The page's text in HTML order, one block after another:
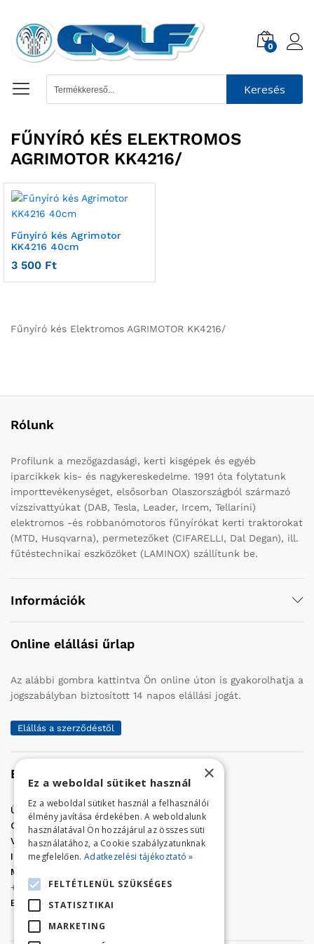
0
Keresés
FŰNYÍRÓ KÉS ELEKTROMOS
AGRIMOTOR KK4216/
Fűnyíró kés Agrimotor
KK4216 40cm
3 500 Ft
Fűnyíró kés Elektromos AGRIMOTOR KK4216/
Rólunk
Profilunk a mezőgazdasági, kerti kisgépek és egyéb
iparcikkek kis- és nagykereskedelme. 1991 óta folytatunk
importtevékenységet, elsősorban Olaszországból származó
vízszivattyúkat (DAB, Tesla, Leader, Ircem, Tellarini)
elektromos -és robbanómotoros fűnyírókat kerti traktorokat
(MTD, Husqvarna), permetezőket (CIFARELLI, Dal Degan), ill.
fűtéstechnikai eszközöket (LAMINOX) szállítunk be.
Információk
Online elállási űrlap
Az alábbi gombra kattintva Ön online úton is gyakorolhatja a
jogszabályban biztosított 14 napos elállási jogát.
Elállás a szerződéstől
Elérhetőség
Üzletünk címe:Szolnok, Vércse út 17.
Golf Center Áruház:06 (56) 423-324
VÁR-Kert Áruház: 06 (56) 429-771
Iroda:06 (56) 421-857
Megrendelés, termék információ:
+36 (70) 938-3356
E-mail:
golfaruhaz@gmail.com
×
Ez a weboldal sütiket használ
Ez a weboldal sütiket használ a felhasználói
élmény javítása érdekében. A weboldalunk
használatával Ön hozzájárul az összes süti
használatához, a Cookie szabályzatunknak
megfelelően. Adatkezelési tájékoztató »
FELTÉTLENÜL SZÜKSÉGES
STATISZTIKAI
MARKETING